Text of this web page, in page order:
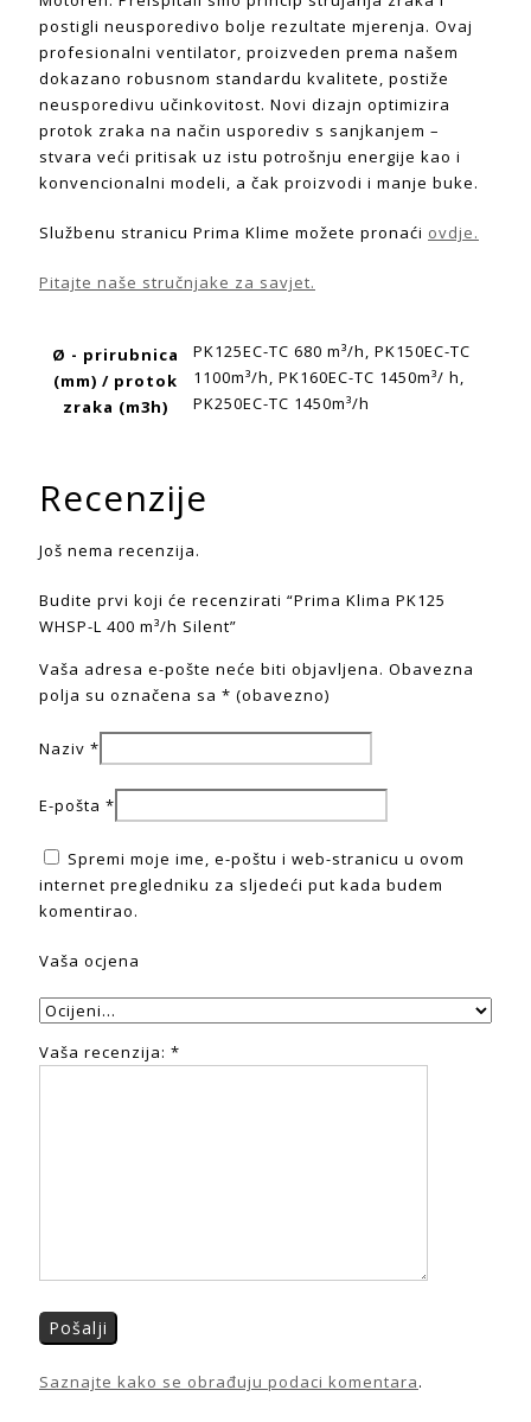
postigli neusporedivo bolje rezultate mjerenja. Ovaj
profesionalni ventilator, proizveden prema našem
dokazano robusnom standardu kvalitete, postiže
neusporedivu učinkovitost. Novi dizajn optimizira
protok zraka na način usporediv s sanjkanjem –
stvara veći pritisak uz istu potrošnju energije kao i
konvencionalni modeli, a čak proizvodi i manje buke.
Službenu stranicu Prima Klime možete pronaći ovdje.
Pitajte naše stručnjake za savjet.
Ø - prirubnica
(mm) / protok
zraka (m3h)
PK125EC-TC 680 m³/h, PK150EC-TC
1100m³/h, PK160EC-TC 1450m³/ h,
PK250EC-TC 1450m³/h
Recenzije
Još nema recenzija.
Budite prvi koji će recenzirati “Prima Klima PK125
WHSP-L 400 m³/h Silent”
Vaša adresa e-pošte neće biti objavljena. Obavezna
polja su označena sa * (obavezno)
Naziv *
E-pošta *
Spremi moje ime, e-poštu i web-stranicu u ovom
internet pregledniku za sljedeći put kada budem
komentirao.
Vaša ocjena
Vaša recenzija: *
Saznajte kako se obrađuju podaci komentara.